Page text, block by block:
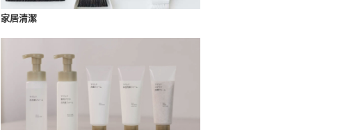
家居清潔